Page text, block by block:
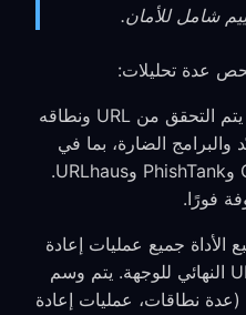
شامل للأمان.
يتم التحقق من URL ونطاقه
والبرامج الضارة، بما في
ذلك Google Safe Browsing وPhishTank وURLhaus.
الأداة جميع عمليات إعادة
التوجيه للكشف عن عنوان URL النهائي للوجهة. يتم وسم
(عدة نطاقات، عمليات إعادة